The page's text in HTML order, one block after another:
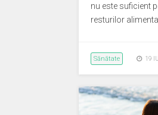
nu este suficient
resturilor
Sănătate 19